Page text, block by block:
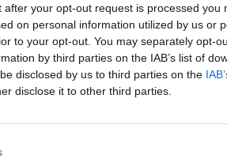
your opt-out request is processed you
on personal information utilized by us or
to your opt-out. You may separately opt-
by third parties on the IAB’s list of
disclosed by us to third parties on the
disclose it to other third parties.